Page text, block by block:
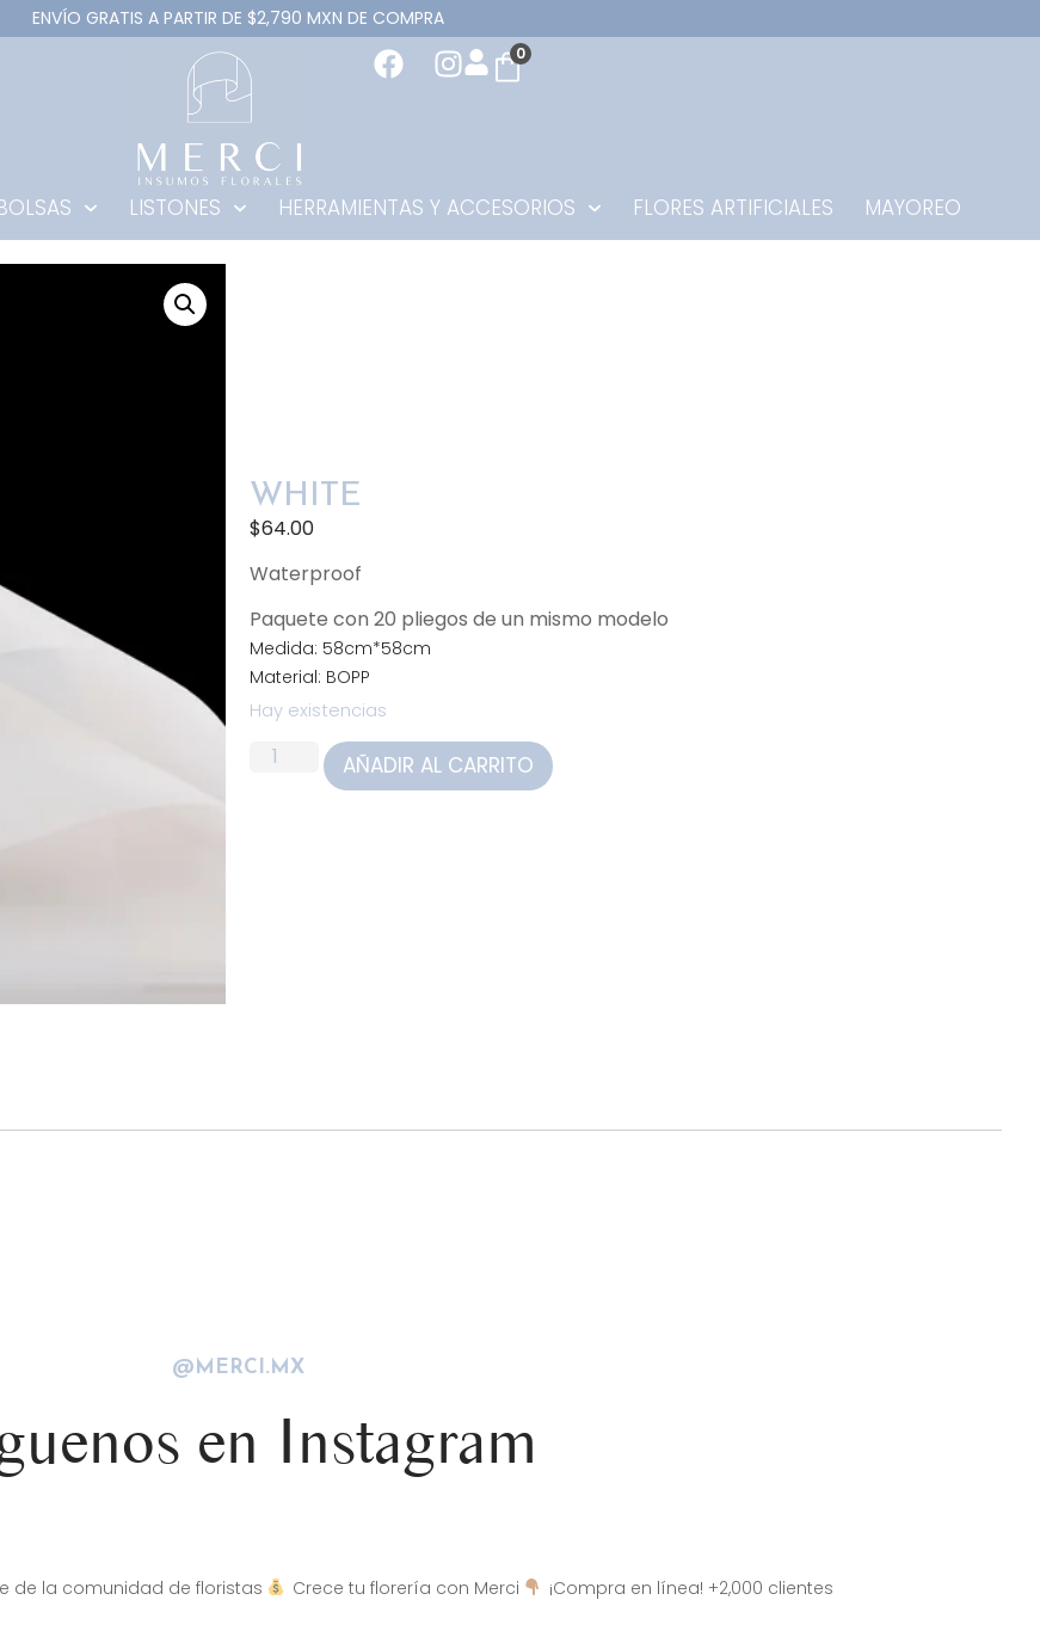
ENVÍO GRATIS A PARTIR DE $2,790 MXN DE COMPRA
0
LISTONES HERRAMIENTAS Y ACCESORIOS FLORES ARTIFICIALES MAYOREO
WHITE
$64.00
Waterproof
Paquete con 20 pliegos de un mismo modelo
Medida: 58cm*58cm
Material: BOPP
Hay existencias
AÑADIR AL CARRITO
@MERCI.MX
en Instagram
de la comunidad de floristas Crece tu florería con Merci ¡Compra en línea! +2,000 clientes